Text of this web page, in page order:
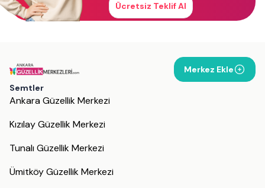
Ücretsiz Teklif Al
Merkez Ekle
Semtler
Ankara Güzellik Merkezi
Kızılay Güzellik Merkezi
Tunalı Güzellik Merkezi
Ümitköy Güzellik Merkezi